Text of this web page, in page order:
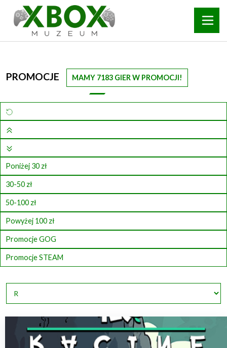
PROMOCJE MAMY 7183 GIER W PROMOCJI!
Poniżej 30 zł
30-50 zł
50-100 zł
Powyżej 100 zł
Promocje GOG
Promocje STEAM